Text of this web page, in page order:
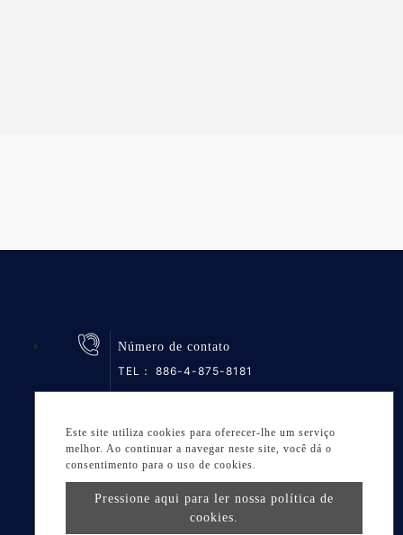
Este site utiliza cookies para oferecer-lhe um serviço
melhor. Ao continuar a navegar neste site, você dá o
consentimento para o uso de cookies.
Pressione aqui para ler nossa política de
cookies.
Número de contato
TEL： 886-4-875-8181
FAX：886-4-875-6161